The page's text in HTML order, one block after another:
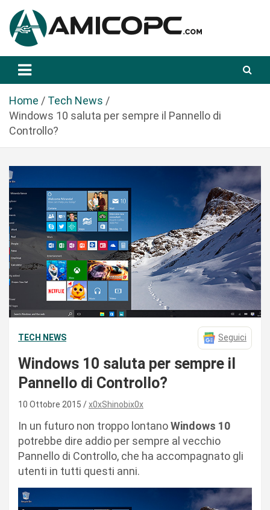
a
Amicopc.com
Home
Tech News
Windows 10 saluta per sempre il Pannello di
Controllo?
TECH NEWS Seguici
Windows 10 saluta per sempre il
Pannello di Controllo?
10 Ottobre 2015 x0xShinobix0x
In un futuro non troppo lontanoWindows 10
potrebbe dire addio per sempre al vecchio
Pannello di Controllo, che ha accompagnato gli
utenti in tutti questi anni.